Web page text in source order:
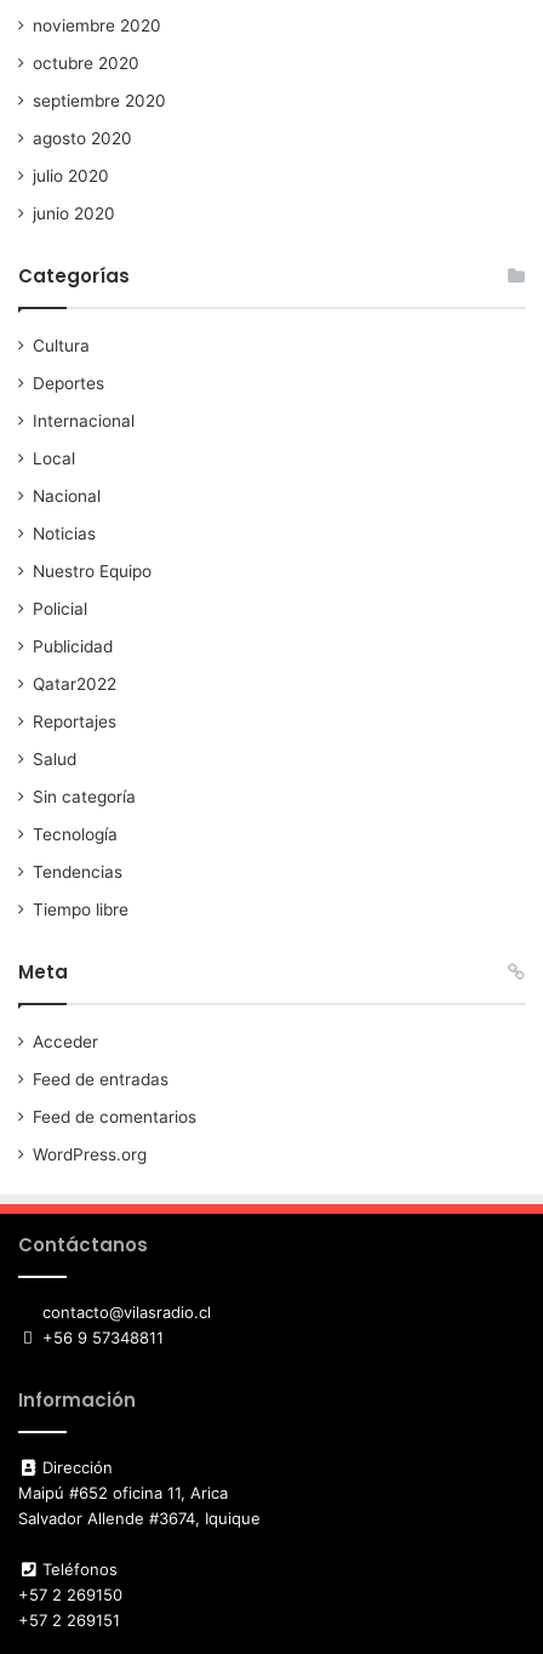
noviembre 2020
octubre 2020
septiembre 2020
agosto 2020
julio 2020
junio 2020
Categorías
Cultura
Deportes
Internacional
Local
Nacional
Noticias
Nuestro Equipo
Policial
Publicidad
Qatar2022
Reportajes
Salud
Sin categoría
Tecnología
Tendencias
Tiempo libre
Meta
Acceder
Feed de entradas
Feed de comentarios
WordPress.org
Contáctanos
contacto@vilasradio.cl
+56 9 57348811
Información
Dirección
Maipú #652 oficina 11, Arica
Salvador Allende #3674, Iquique
Teléfonos
+57 2 269150
+57 2 269151